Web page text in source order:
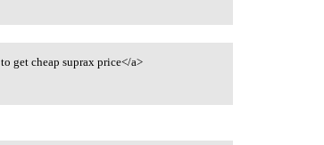
to get cheap suprax price</a>